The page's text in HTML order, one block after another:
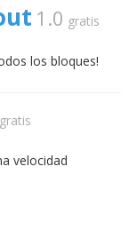
1.0 gratis
los bloques!
gratis
velocidad